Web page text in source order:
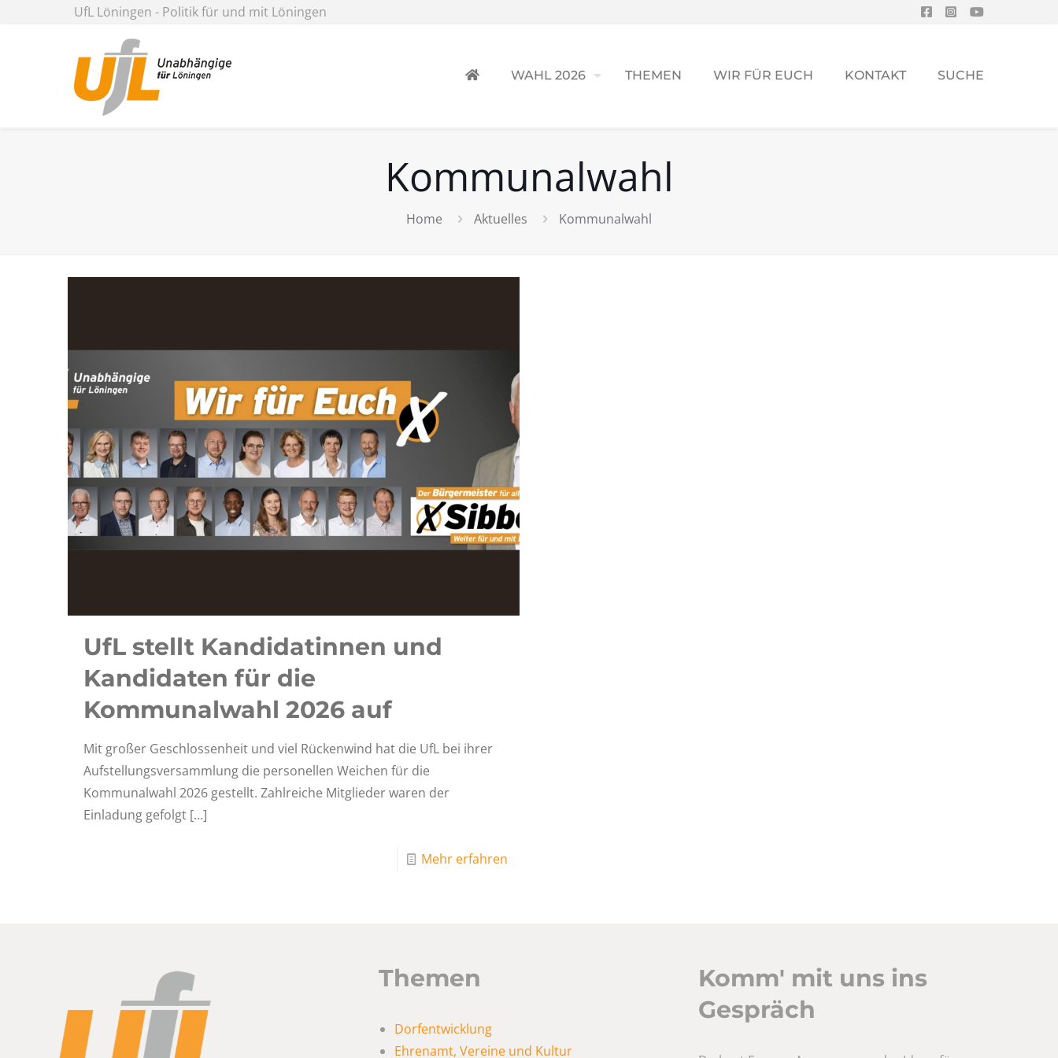
UfL Löningen - Politik für und mit Löningen
WAHL 2026 THEMEN WIR FÜR EUCH KONTAKT SUCHE
Kommunalwahl
Home Aktuelles Kommunalwahl
UfL stellt Kandidatinnen und
Kandidaten für die
Kommunalwahl 2026 auf
Mit großer Geschlossenheit und viel Rückenwind hat die UfL bei ihrer
Aufstellungsversammlung die personellen Weichen für die
Kommunalwahl 2026 gestellt. Zahlreiche Mitglieder waren der
Einladung gefolgt[…]
Mehr erfahren
Themen
Dorfentwicklung
Ehrenamt, Vereine und Kultur
Komm' mit uns ins
Gespräch